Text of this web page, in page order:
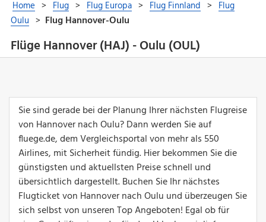
Flüge Hannover (HAJ) - Oulu (OUL)
Sie sind gerade bei der Planung Ihrer nächsten Flugreise
von Hannover nach Oulu? Dann werden Sie auf
fluege.de, dem Vergleichsportal von mehr als 550
Airlines, mit Sicherheit fündig. Hier bekommen Sie die
günstigsten und aktuellsten Preise schnell und
übersichtlich dargestellt. Buchen Sie Ihr nächstes
Flugticket von Hannover nach Oulu und überzeugen Sie
sich selbst von unseren Top Angeboten! Egal ob für